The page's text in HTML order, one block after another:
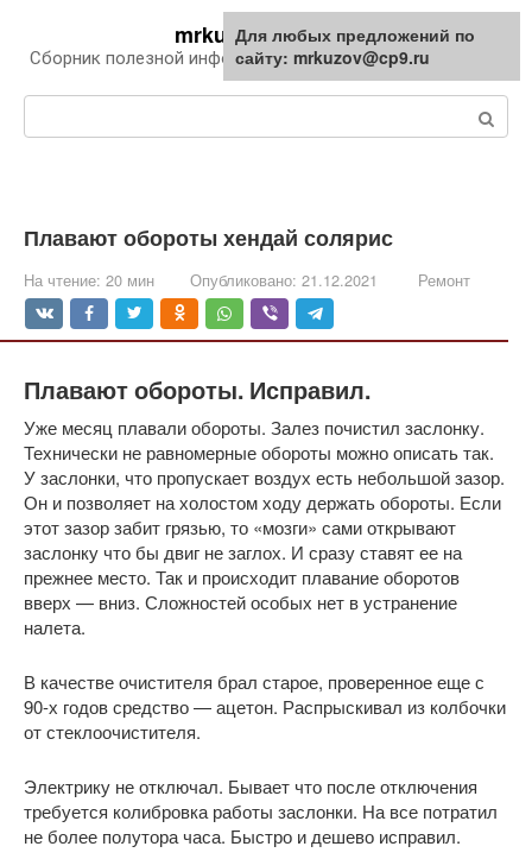
контенту
mrkuzov.ru
Сборник полезной информации про автомобили
Плавают обороты хендай солярис
На чтение: 20 мин Опубликовано: 21.12.2021 Ремонт
Плавают обороты. Исправил.
Уже месяц плавали обороты. Залез почистил заслонку.
Технически не равномерные обороты можно описать так.
У заслонки, что пропускает воздух есть небольшой зазор.
Он и позволяет на холостом ходу держать обороты. Если
этот зазор забит грязью, то «мозги» сами открывают
заслонку что бы двиг не заглох. И сразу ставят ее на
прежнее место. Так и происходит плавание оборотов
вверх — вниз. Сложностей особых нет в устранение
налета.
В качестве очистителя брал старое, проверенное еще с
90-х годов средство — ацетон. Распрыскивал из колбочки
от стеклоочистителя.
Электрику не отключал. Бывает что после отключения
требуется колибровка работы заслонки. На все потратил
не более полутора часа. Быстро и дешево исправил.
Для любых предложений по
сайту: mrkuzov@cp9.ru
Для любых предложений по
сайту: mrkuzov@cp9.ru